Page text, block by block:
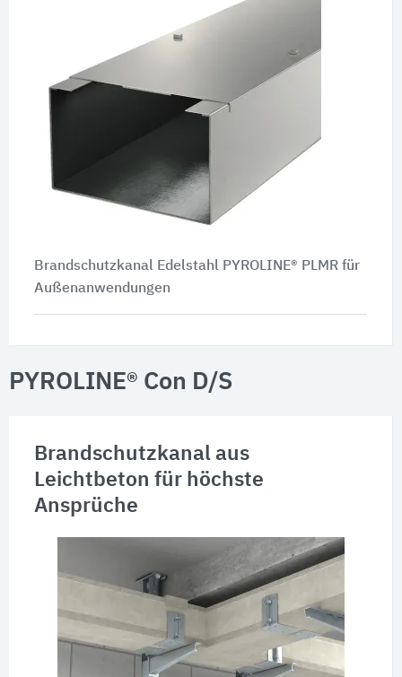
Brandschutzkanal Edelstahl PYROLINE® PLMR für
Außenanwendungen
PYROLINE® Con D/S
Brandschutzkanal aus
Leichtbeton für höchste
Ansprüche